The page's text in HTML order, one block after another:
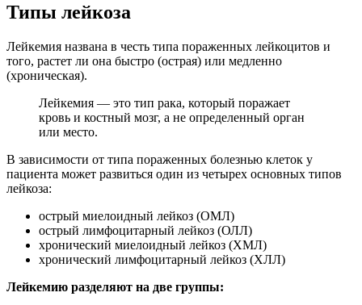
Типы лейкоза
Лейкемия названа в честь типа пораженных лейкоцитов и
того, растет ли она быстро (острая) или медленно
(хроническая).
Лейкемия — это тип рака, который поражает
кровь и костный мозг, а не определенный орган
или место.
В зависимости от типа пораженных болезнью клеток у
пациента может развиться один из четырех основных типов
лейкоза:
острый миелоидный лейкоз (ОМЛ)
острый лимфоцитарный лейкоз (ОЛЛ)
хронический миелоидный лейкоз (ХМЛ)
хронический лимфоцитарный лейкоз (ХЛЛ)
Лейкемию разделяют на две группы: